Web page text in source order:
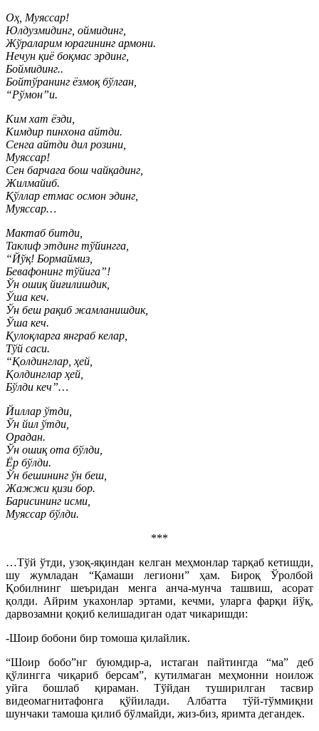
Оҳ, Муяссар!
Юлдузмидинг, оймидинг,
Жўраларим юрагининг армони.
Нечун қиё боқмас эрдинг,
Боймидинг..
Бойтўранинг ёзмоқ бўлган,
“Рўмон”и.
Ким хат ёзди,
Кимдир пинхона айтди.
Сенга айтди дил розини,
Муяссар!
Сен барчага бош чайқадинг,
Жилмайиб.
Қўллар етмас осмон эдинг,
Муяссар…
Мактаб битди,
Таклиф этдинг тўйингга,
“Йўқ! Бормаймиз,
Бевафонинг тўйига”!
Ўн ошиқ йиғилишдик,
Ўша кеч.
Ўн беш рақиб жамланишдик,
Ўша кеч.
Қулоқларга янграб келар,
Тўй саси.
“Қолдинглар, ҳей,
Қолдинглар ҳей,
Бўлди кеч”…
Йиллар ўтди,
Ўн йил ўтди,
Орадан.
Ўн ошиқ ота бўлди,
Ёр бўлди.
Ўн бешининг ўн беш,
Жажжи қизи бор.
Барисининг исми,
Муяссар бўлди.
***
…Тўй ўтди, узоқ-яқиндан келган меҳмонлар тарқаб кетишди,
шу жумладан “Қамаши легиони” ҳам. Бироқ Ўролбой
Қобилнинг шеъридан менга анча-мунча ташвиш, асорат
қолди. Айрим укахонлар эртами, кечми, уларга фарқи йўқ,
дарвозамни қоқиб келишадиган одат чикаришди:
-Шоир бобони бир томоша қилайлик.
“Шоир бобо”нг буюмдир-а, истаган пайтингда “ма” деб
қўлингга чиқариб берсам”, кутилмаган меҳмонни ноилож
уйга бошлаб қираман. Тўйдан туширилган тасвир
видеомагнитафонга қўйилади. Албатта тўй-тўммиқни
шунчаки тамоша қилиб бўлмайди, жиз-биз, яримта дегандек.